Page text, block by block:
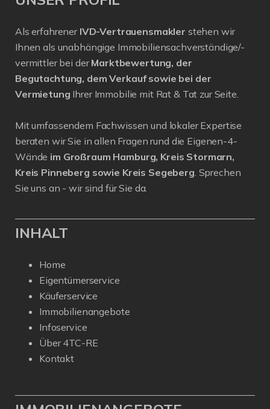
Als erfahrener IVD-Vertrauensmakler stehen wir
Ihnen als unabhängige Immobiliensachverständige/-
vermittler bei derMarktbewertung, der
Begutachtung, dem Verkauf sowie bei der
Vermietung Ihrer Immobilie mit Rat & Tat zur Seite.
Mit umfassendem Fachwissen und lokaler Expertise
beraten wir Sie in allen Fragen rund die Eigenen-4-
Wände im Großraum Hamburg, Kreis Stormarn,
Kreis Pinneberg sowie Kreis Segeberg. Sprechen
Sie uns an - wir sind für Sie da.
INHALT
Home
Eigentümerservice
Käuferservice
Immobilienangebote
Infoservice
Über 4TC-RE
Kontakt